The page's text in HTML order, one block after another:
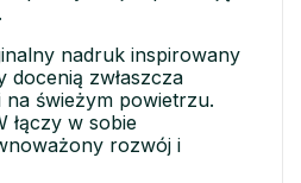
nadruk inspirowany
zwłaszcza
na świeżym powietrzu.
łączy w sobie
rozwój i